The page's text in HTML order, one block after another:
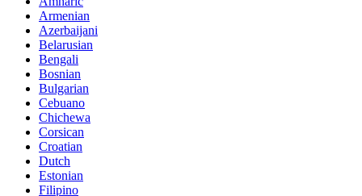
Armenian
Azerbaijani
Belarusian
Bengali
Bosnian
Bulgarian
Cebuano
Chichewa
Corsican
Croatian
Dutch
Estonian
Filipino